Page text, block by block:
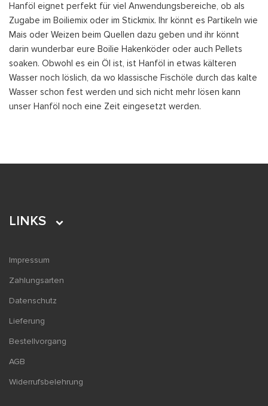
Hanföl eignet perfekt für viel Anwendungsbereiche, ob als
Zugabe im Boiliemix oder im Stickmix. Ihr könnt es Partikeln wie
Mais oder Weizen beim Quellen dazu geben und ihr könnt
darin wunderbar eure Boilie Hakenköder oder auch Pellets
soaken. Obwohl es ein Öl ist, ist Hanföl in etwas kälteren
Wasser noch löslich, da wo klassische Fischöle durch das kalte
Wasser schon fest werden und sich nicht mehr lösen kann
unser Hanföl noch eine Zeit eingesetzt werden.
LINKS
Impressum
Zahlungsarten
Datenschutz
Lieferung
Bestellvorgang
AGB
Widerrufsbelehrung